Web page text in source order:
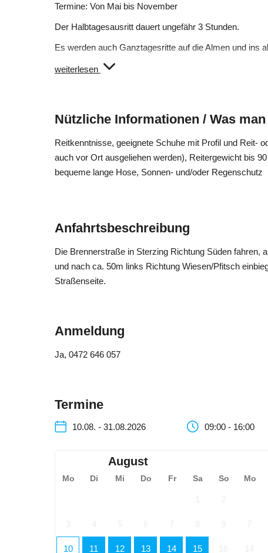
Termine: Von Mai bis November
Der Halbtagesausritt dauert ungefähr 3 Stunden.
Es werden auch Ganztagesritte auf die Almen und ins
Termine: Juli & August
Bei den Ausritten wird nicht galoppiert, weil das
Anmeldung zu den Ausritten einen Tag vorher.
Der Preis für diese Ausritte wird nach Anfrage
weiterlesen
Nützliche Informationen / Was
Reitkenntnisse, geeignete Schuhe mit Profil und Reit-
auch vor Ort ausgeliehen werden), Reitergewicht bis
bequeme lange Hose, Sonnen- und/oder Regenschutz
Anfahrtsbeschreibung
Die Brennerstraße in Sterzing Richtung Süden fahren,
und nach ca. 50m links Richtung Wiesen/Pfitsch
Straßenseite.
Anmeldung
Ja, 0472 646 057
Termine
10.08. - 31.08.2026 09:00 - 16:00
August
Mo Di Mi Do Fr Sa So Mo
10 11 12 13 14 15